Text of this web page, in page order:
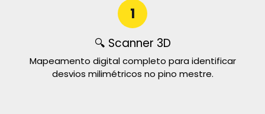
1
🔍 Scanner 3D
Mapeamento digital completo para identificar
desvios milimétricos no pino mestre.